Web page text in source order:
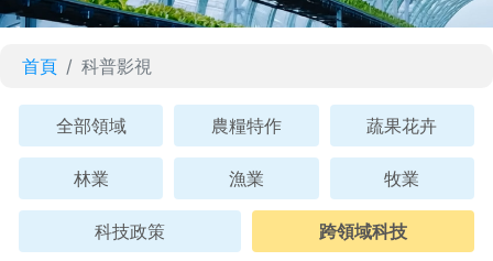
首頁 科普影視
全部領域 農糧特作 蔬果花卉
林業 漁業 牧業
科技政策 跨領域科技